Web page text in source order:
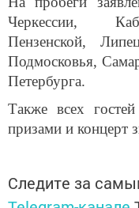
Черкессии,
Пензенской,
Подмосковья,
Петербурга.
призами и концерт
Telegram-канале